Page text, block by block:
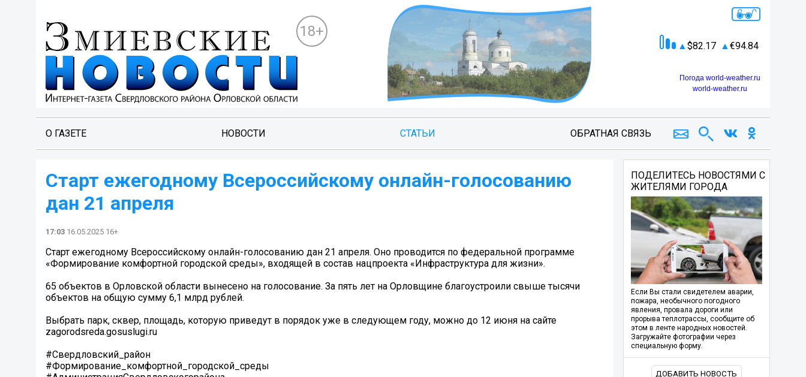
18+
82.17 94.84
Погода world-weather.ru
world-weather.ru
О ГАЗЕТЕ НОВОСТИ СТАТЬИ ОБРАТНАЯ СВЯЗЬ
Старт ежегодному Всероссийскому онлайн-голосованию
дан 21 апреля
17:03 16.05.2025 16+
Старт ежегодному Всероссийскому онлайн-голосованию дан 21 апреля. Оно проводится по федеральной программе
«Формирование комфортной городской среды», входящей в состав нацпроекта «Инфраструктура для жизни».
65 объектов в Орловской области вынесено на голосование. За пять лет на Орловщине благоустроили свыше тысячи
объектов на общую сумму 6,1 млрд рублей.
Выбрать парк, сквер, площадь, которую приведут в порядок уже в следующем году, можно до 12 июня на сайте
zagorodsreda.gosuslugi.ru
#Свердловский_район
#Формирование_комфортной_городской_среды
ПОДЕЛИТЕСЬ НОВОСТЯМИ С
ЖИТЕЛЯМИ ГОРОДА
Если Вы стали свидетелем аварии,
пожара, необычного погодного
явления, провала дороги или
прорыва теплотрассы, сообщите об
этом в ленте народных новостей.
Загружайте фотографии через
специальную форму.
ДОБАВИТЬ НОВОСТЬ